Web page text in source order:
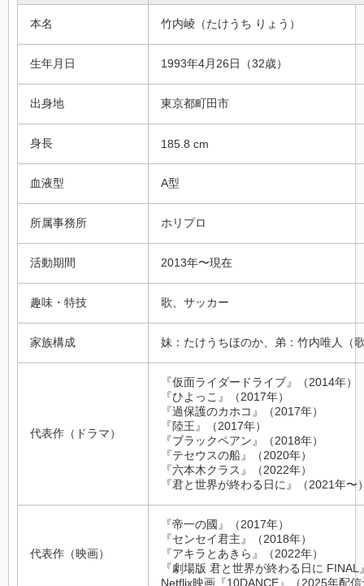
本名 竹内崚（たけうち りょう）
生年月日 1993年4月26日（32歳）
出身地 東京都町田市
身長 185.8 cm
血液型 A型
所属事務所 ホリプロ
活動期間 2013年〜現在
趣味・特技 歌、サッカー
家族構成 妹：たけうちほのか、弟：竹内唯人（
代表作（ドラマ）
『仮面ライダードライブ』（2014年）
『ひよっこ』（2017年）
『過保護のカホコ』（2017年）
『陸王』（2017年）
『ブラックペアン』（2018年）
『テセウスの船』（2020年）
『六本木クラス』（2022年）
『君と世界が終わる日に』（2021年〜
代表作（映画）
『帝一の國』（2017年）
『センセイ君主』（2018年）
『アキラとあきら』（2022年）
『劇場版 君と世界が終わる日に
Netflix映画『10DANCE』（2025年配